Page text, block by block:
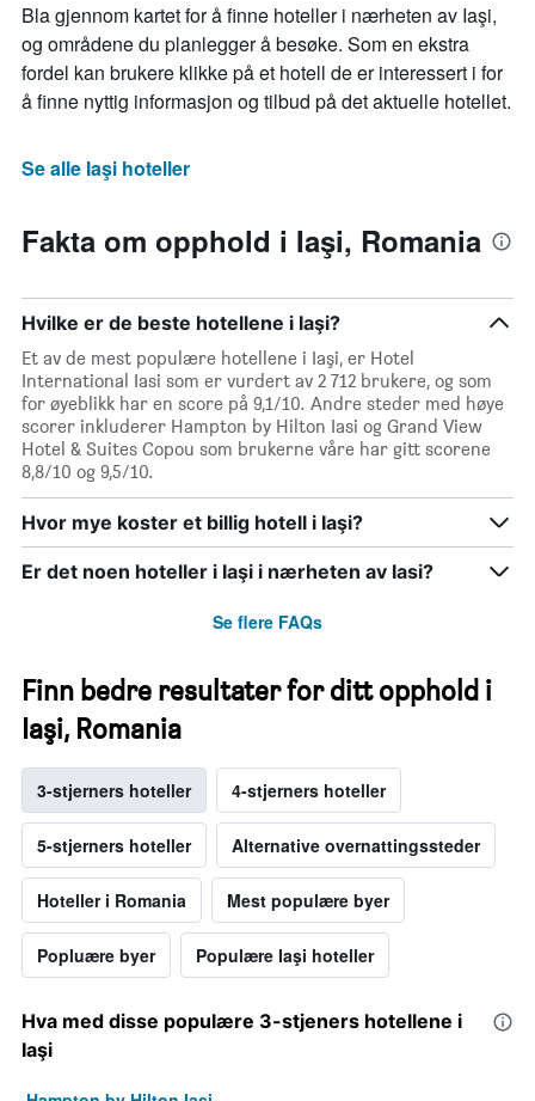
Bla gjennom kartet for å finne hoteller i nærheten av Iaşi,
og områdene du planlegger å besøke. Som en ekstra
fordel kan brukere klikke på et hotell de er interessert i for
å finne nyttig informasjon og tilbud på det aktuelle hotellet.
Se alle Iaşi hoteller
Fakta om opphold i Iaşi, Romania
Hvilke er de beste hotellene i Iaşi?
Et av de mest populære hotellene i Iaşi, er Hotel
International Iasi som er vurdert av 2 712 brukere, og som
for øyeblikk har en score på 9,1/10. Andre steder med høye
scorer inkluderer Hampton by Hilton Iasi og Grand View
Hotel & Suites Copou som brukerne våre har gitt scorene
8,8/10 og 9,5/10.
Hvor mye koster et billig hotell i Iaşi?
Er det noen hoteller i Iaşi i nærheten av Iasi?
Se flere FAQs
Finn bedre resultater for ditt opphold i
Iaşi, Romania
3-stjerners hoteller 4-stjerners hoteller
5-stjerners hoteller Alternative overnattingssteder
Hoteller i Romania Mest populære byer
Popluære byer Populære Iaşi hoteller
Hva med disse populære 3-stjeners hotellene i
Iaşi